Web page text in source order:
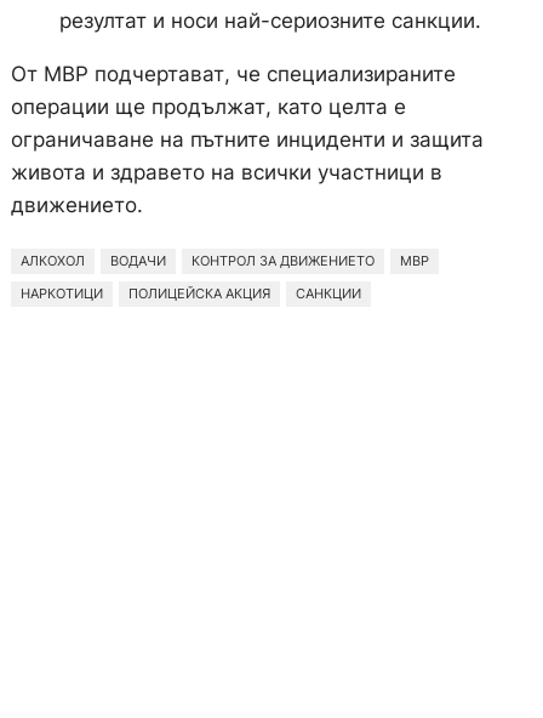
резултат и носи най-сериозните санкции.
От МВР подчертават, че специализираните
операции ще продължат, като целта е
ограничаване на пътните инциденти и защита
живота и здравето на всички участници в
движението.
АЛКОХОЛ ВОДАЧИ КОНТРОЛ ЗА ДВИЖЕНИЕТО
МВР
НАРКОТИЦИ
ПОЛИЦЕЙСКА АКЦИЯ САНКЦИИ